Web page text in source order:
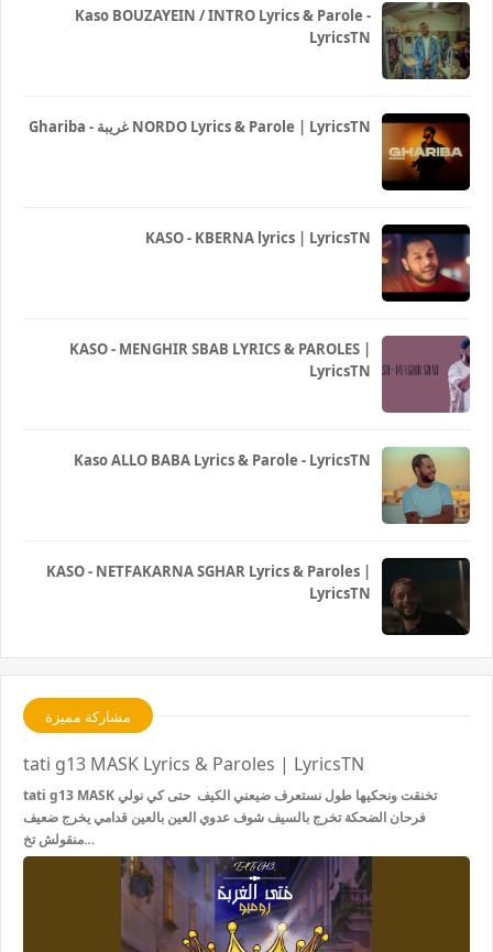
Kaso BOUZAYEIN / INTRO Lyrics & Parole -
LyricsTN
Ghariba - غريبة NORDO Lyrics & Parole | LyricsTN
KASO - KBERNA lyrics | LyricsTN
KASO - MENGHIR SBAB LYRICS & PAROLES |
LyricsTN
Kaso ALLO BABA Lyrics & Parole - LyricsTN
KASO - NETFAKARNA SGHAR Lyrics & Paroles |
LyricsTN
مشاركة مميزة
tati g13 MASK Lyrics & Paroles | LyricsTN
tati g13 MASK تخنقت ونحكيها طول نستعرف ضيعني الكيف حتى كي نولي
فرحان الضحكة تخرج بالسيف شوف عدوي العين بالعين قدامي يخرج ضعيف
منقولش تخ…